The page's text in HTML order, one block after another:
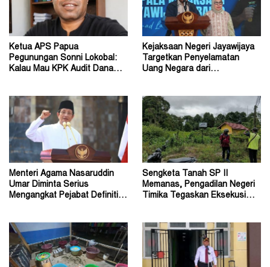
Ketua APS Papua
Pegunungan Sonni Lokobal:
Kalau Mau KPK Audit Dana
Kejaksaan Negeri Jayawijaya
Targetkan Penyelamatan
Uang Negara dari
Menteri Agama Nasaruddin
Umar Diminta Serius
Mengangkat Pejabat Definitif
Sengketa Tanah SP II
Memanas, Pengadilan Negeri
Timika Tegaskan Eksekusi